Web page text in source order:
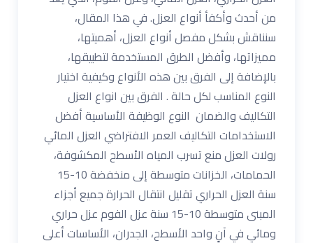
من أحدث وأكفأ أنواع العزل. في هذا المقال،
سنناقش بشكل مفصل أنواع العزل، أهميتها،
مميزاتها، وأفضل الطرق المستخدمة لتطبيقها،
بالإضافة إلى الفرق بين هذه الأنواع وكيفية اختيار
النوع المناسب لكل حالة . الفرق بين انواع العزل
التكاليف والضمان النوع الوظيفة الأساسية أفضل
الاستخدامات التكاليف العمر الافتراضي العزل المائي
رولات العزل منع تسرب المياه الأسطح المكشوفة،
الحمامات، الخزانات متوسطة إلى منخفضة 10-15
سنة العزل الحراري تقليل انتقال الحرارة جميع أجزاء
المبنى متوسطة 10-15 سنة عزل الفوم عزل حراري
ومائي في آنٍ واحد الأسطح، الجدران، الأساسات أعلى